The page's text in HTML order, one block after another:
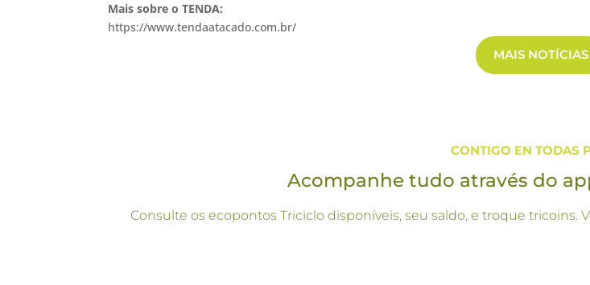
Mais sobre o TENDA:
https://www.tendaatacado.com.br/
MAIS NOTÍCIAS
CONTIGO EN TODAS
Acompanhe tudo através do
Consulte os ecopontos Triciclo disponíveis, seu saldo, e troque